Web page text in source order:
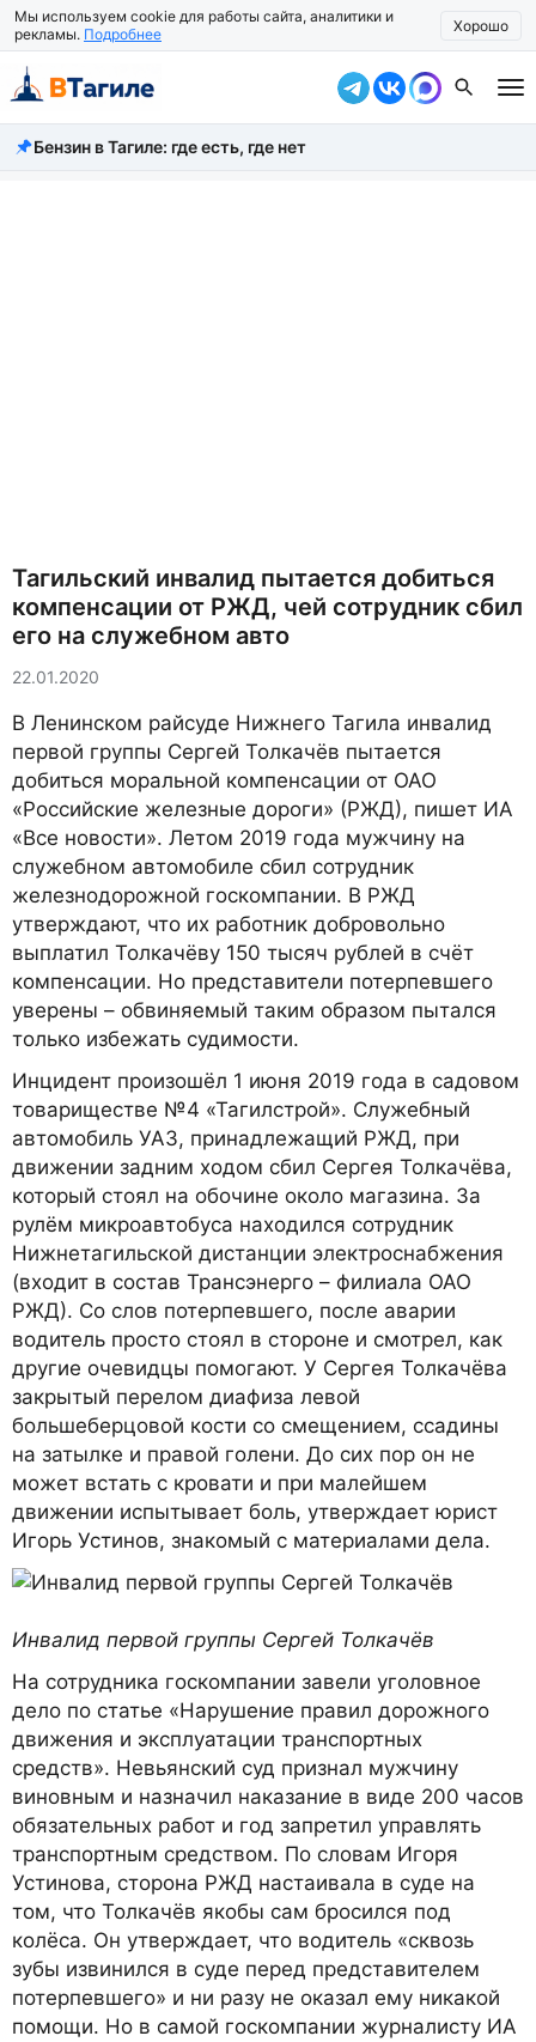
Мы используем cookie для работы сайта, аналитики и
рекламы. Подробнее Хорошо
Все новости
Бензин в Тагиле: где есть, где нет
Тагильский инвалид пытается добиться
компенсации от РЖД, чей сотрудник сбил
его на служебном авто
22.01.2020
В Ленинском райсуде Нижнего Тагила инвалид
первой группы Сергей Толкачёв пытается
добиться моральной компенсации от ОАО
«Российские железные дороги» (РЖД), пишет ИА
«Все новости». Летом 2019 года мужчину на
служебном автомобиле сбил сотрудник
железнодорожной госкомпании. В РЖД
утверждают, что их работник добровольно
выплатил Толкачёву 150 тысяч рублей в счёт
компенсации. Но представители потерпевшего
уверены – обвиняемый таким образом пытался
только избежать судимости.
Инцидент произошёл 1 июня 2019 года в садовом
товариществе №4 «Тагилстрой». Служебный
автомобиль УАЗ, принадлежащий РЖД, при
движении задним ходом сбил Сергея Толкачёва,
который стоял на обочине около магазина. За
рулём микроавтобуса находился сотрудник
Нижнетагильской дистанции электроснабжения
(входит в состав Трансэнерго – филиала ОАО
РЖД). Со слов потерпевшего, после аварии
водитель просто стоял в стороне и смотрел, как
другие очевидцы помогают. У Сергея Толкачёва
закрытый перелом диафиза левой
большеберцовой кости со смещением, ссадины
на затылке и правой голени. До сих пор он не
может встать с кровати и при малейшем
движении испытывает боль, утверждает юрист
Игорь Устинов, знакомый с материалами дела.
Инвалид первой группы Сергей Толкачёв
На сотрудника госкомпании завели уголовное
дело по статье «Нарушение правил дорожного
движения и эксплуатации транспортных
средств». Невьянский суд признал мужчину
виновным и назначил наказание в виде 200 часов
обязательных работ и год запретил управлять
транспортным средством. По словам Игоря
Устинова, сторона РЖД настаивала в суде на
том, что Толкачёв якобы сам бросился под
колёса. Он утверждает, что водитель «сквозь
зубы извинился в суде перед представителем
потерпевшего» и ни разу не оказал ему никакой
помощи. Но в самой госкомпании журналисту ИА